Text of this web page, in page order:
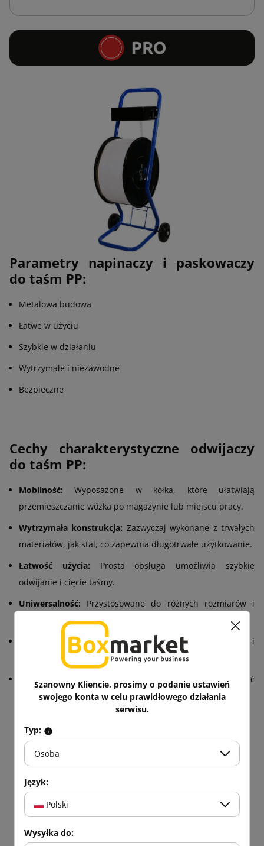
Parametry napinaczy i paskowaczy
do taśm PP:
Metalowa budowa
Łatwe w użyciu
Szybkie w działaniu
Wytrzymałe i niezawodne
Bezpieczne
Cechy charakterystyczne odwijaczy
do taśm PP:
Mobilność:Wyposażone w kółka, które ułatwiają
przemieszczanie wózka po magazynie lub miejscu pracy.
Wytrzymała konstrukcja: Zazwyczaj wykonane z trwałych
materiałów, jak stal, co zapewnia długotrwałe użytkowanie.
Łatwość użycia: Prosta obsługa umożliwia szybkie
odwijanie i cięcie taśmy.
Uniwersalność: Przystosowane do różnych rozmiarów i
typów rolek taśmy PP.
Ergonomiczny uchwyt:Umożliwia wygodne prowadzenie i
kontrolę wózka podczas pracy.
Stabilność:
Odpowiednia konstrukcja zapewnia stabilność
wózka, nawet przy pełnych rolkach taśmy.
Szanowny Kliencie, prosimy o podanie ustawień
swojego konta w celu prawidłowego działania
serwisu.
Typ:
Osoba
Język:
Polski
Wysyłka do: